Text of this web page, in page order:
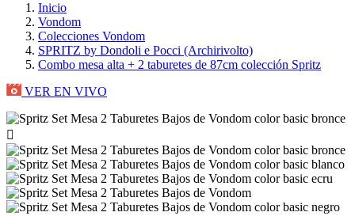
Inicio
Vondom
Colecciones Vondom
SPRITZ by Dondoli e Pocci (Archirivolto)
Combo mesa alta + 2 taburetes de 87cm colección Spritz
VER EN VIVO
